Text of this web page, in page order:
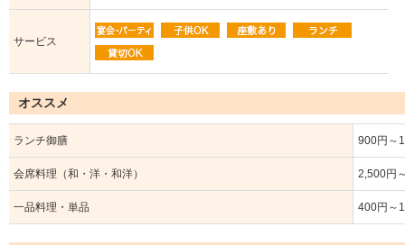
サービス
オススメ
ランチ御膳 900円～
会席料理（和・洋・和洋） 2,500円
一品料理・単品 400円～